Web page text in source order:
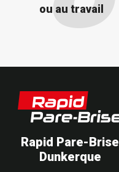
ou au travail
Rapid Pare-Brise
Dunkerque